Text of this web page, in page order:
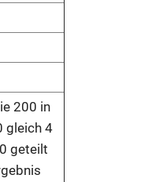
200 in
gleich 4
geteilt